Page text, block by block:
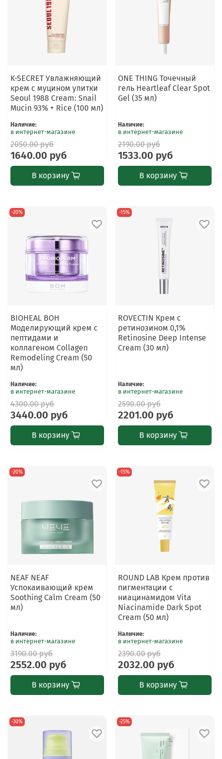
K-SECRET Увлажняющий
крем с муцином улитки
Seoul 1988 Cream: Snail
Mucin 93% + Rice (100 мл)
Наличие:
в интернет-магазине
2050.00 руб
1640.00 руб
В корзину
ONE THING Точечный
гель Heartleaf Clear Spot
Gel (35 мл)
Наличие:
в интернет-магазине
2190.00 руб
1533.00 руб
В корзину
-20%
BIOHEAL BOH
Моделирующий крем с
пептидами и
коллагеном Collagen
Remodeling Cream (50
мл)
Наличие:
в интернет-магазине
4300.00 руб
3440.00 руб
В корзину
-15%
ROVECTIN Крем с
ретинозином 0,1%
Retinosine Deep Intense
Cream (30 мл)
Наличие:
в интернет-магазине
2590.00 руб
2201.00 руб
В корзину
-20%
NEAF NEAF
Успокаивающий крем
Soothing Calm Cream (50
мл)
Наличие:
в интернет-магазине
3190.00 руб
2552.00 руб
В корзину
-15%
ROUND LAB Крем против
пигментации с
ниацинамидом Vita
Niacinamide Dark Spot
Cream (50 мл)
Наличие:
в интернет-магазине
2390.00 руб
2032.00 руб
В корзину
-30% -25%